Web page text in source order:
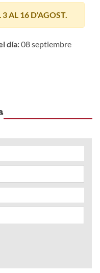
AL 16 D'AGOST.
día:08 septiembre